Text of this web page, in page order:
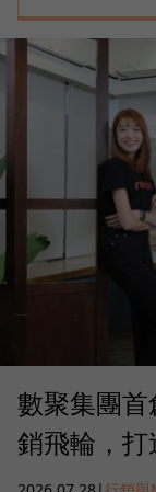
數聚集團
銷飛輪，